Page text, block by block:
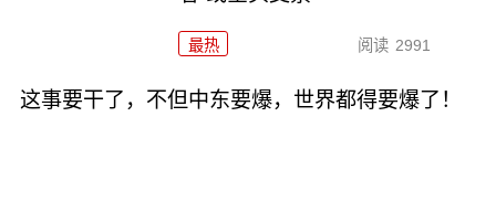
最热 阅读 2991
这事要干了，不但中东要爆，世界都得要爆了！